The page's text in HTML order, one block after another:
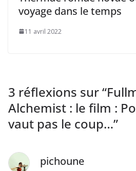
voyage dans le temps
11 avril 2022
3 réflexions sur “
Alchemist : le film :
vaut pas le coup…”
pichoune